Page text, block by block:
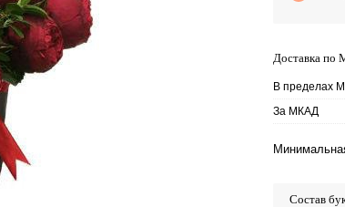
Доставка по
В пределах
За МКАД
Состав